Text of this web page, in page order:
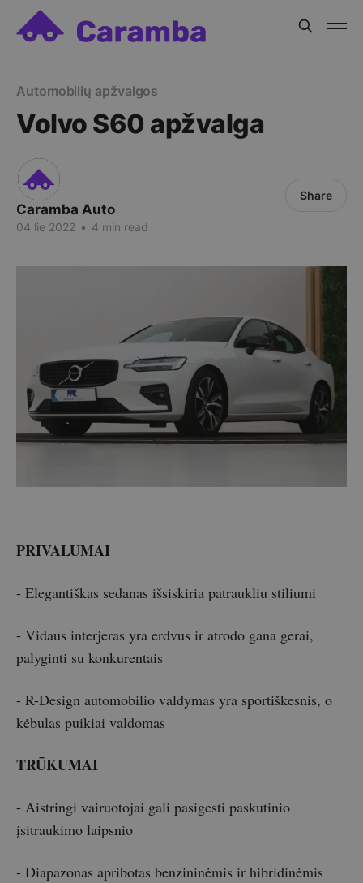
Automobilių apžvalgos
Volvo S60 apžvalga
Caramba Auto
04 lie 2022 • 4 min read
Share
PRIVALUMAI
- Elegantiškas sedanas išsiskiria patraukliu stiliumi
- Vidaus interjeras yra erdvus ir atrodo gana gerai,
palyginti su konkurentais
- R-Design automobilio valdymas yra sportiškesnis, o
kėbulas puikiai valdomas
TRŪKUMAI
- Aistringi vairuotojai gali pasigesti paskutinio
įsitraukimo laipsnio
- Diapazonas apribotas benzininėmis ir hibridinėmis